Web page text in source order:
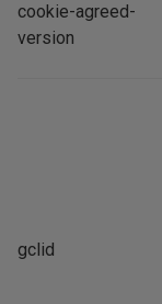
cookie-agreed-
version
gclid